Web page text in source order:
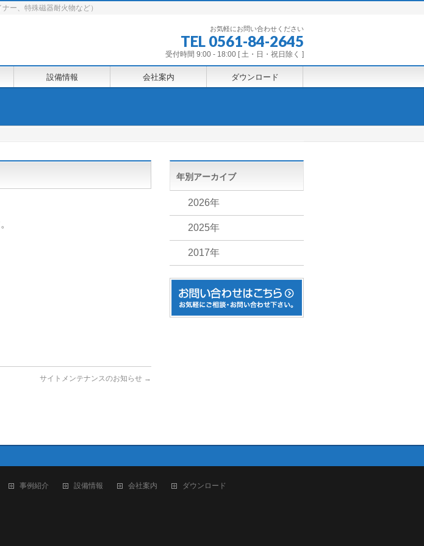
ー、特殊磁器耐火物など）
お気軽にお問い合わせください
TEL 0561-84-2645
受付時間 9:00 - 18:00 [ 土・日・祝日除く ]
設備情報 会社案内 ダウンロード
サイトメンテナンスのお知らせ →
年別アーカイブ
2026年
2025年
2017年
事例紹介 設備情報 会社案内 ダウンロード